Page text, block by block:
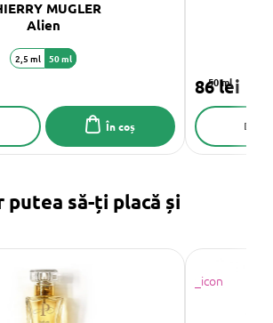
MUGLER
Alien
În coș
2,5 ml 50 ml
50 ml
86 lei
putea să-ți placă și